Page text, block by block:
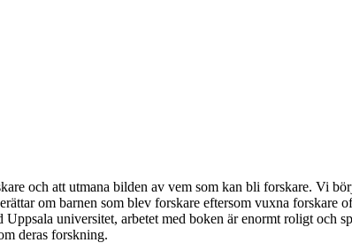
och att utmana bilden av vem som kan bli forskare. Vi
om barnen som blev forskare eftersom vuxna forskare
universitet, arbetet med boken är enormt roligt och
deras forskning.